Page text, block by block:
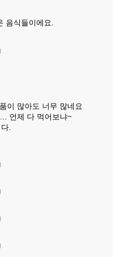
음식들이에요.
이 많아도 너무 많네요
언제 다 먹어보냐~
.